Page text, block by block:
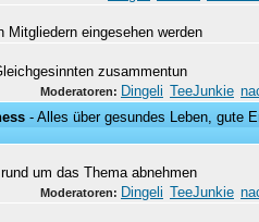
Mitgliedern eingesehen werden
zusammentun
Moderatoren: Dingeli TeeJunkie
- Alles über gesundes Leben, gute
um das Thema abnehmen
Moderatoren: Dingeli TeeJunkie